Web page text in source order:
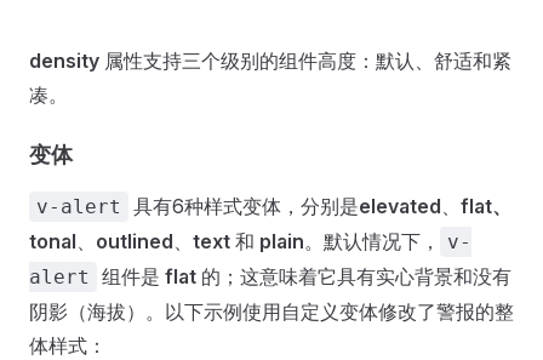
density 属性支持三个级别的组件高度：默认、舒适和紧
凑。
变体
v-alert 具有6种样式变体，分别是elevated、 flat、
tonal、 outlined、 text 和 plain。默认情况下，
v-
alert
组件是 flat 的；这意味着它具有实心背景和没有
阴影（海拔）。以下示例使用自定义变体修改了警报的整
体样式：